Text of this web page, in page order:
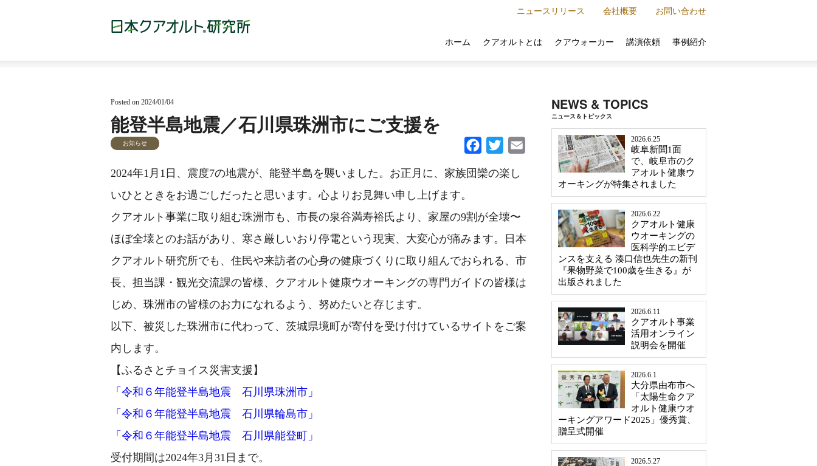
ホーム クアオルトとは クアウォーカー 講演依頼 事例紹介
ニュースリリース 会社概要 お問い合わせ
Posted on 2024/01/04
能登半島地震／石川県珠洲市にご支援を
Facebook Twitter
お知らせ
2024年1月1日、震度7の地震が、能登半島を襲いました。お正月に、家族団欒の楽し
いひとときをお過ごしだったと思います。心よりお見舞い申し上げます。
クアオルト事業に取り組む珠洲市も、市長の泉谷満寿裕氏より、家屋の9割が全壊〜
ほぼ全壊とのお話があり、寒さ厳しいおり停電という現実、大変心が痛みます。日本
クアオルト研究所でも、住民や来訪者の心身の健康づくりに取り組んでおられる、市
長、担当課・観光交流課の皆様、クアオルト健康ウオーキングの専門ガイドの皆様は
じめ、珠洲市の皆様のお力になれるよう、努めたいと存じます。
以下、被災した珠洲市に代わって、茨城県境町が寄付を受け付けているサイトをご案
内します。
【ふるさとチョイス災害支援】
「令和６年能登半島地震 石川県珠洲市」
「令和６年能登半島地震 石川県輪島市」
「令和６年能登半島地震 石川県能登町」
受付期間は2024年3月31日まで。
NEWS & TOPICS
ニュース＆トピックス
2026.6.25
岐阜新聞1面
で、岐阜市のク
アオルト健康ウ
オーキングが特集されました
2026.6.22
クアオルト健康
ウオーキングの
医科学的エビデ
ンスを支える 湊口信也先生の新刊
『果物野菜で100歳を生きる』が
出版されました
2026.6.11
クアオルト事業
活用オンライン
説明会を開催
2026.6.1
大分県由布市へ
「太陽生命クア
オルト健康ウオ
ーキングアワード2025」優秀賞、
贈呈式開催
2026.5.27